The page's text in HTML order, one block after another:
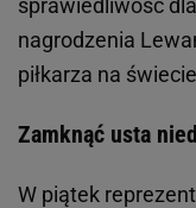
sprawiedliwość
nagrodzenia
piłkarza na
Zamknąć usta
W piątek